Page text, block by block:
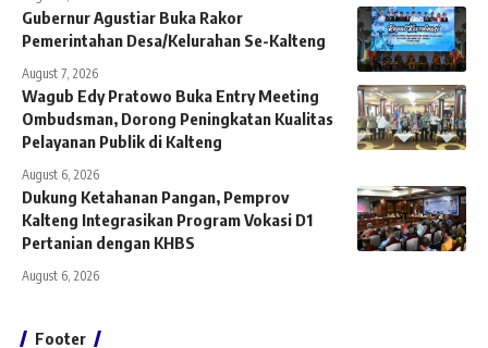
Gubernur Agustiar Buka Rakor
Pemerintahan Desa/Kelurahan Se-Kalteng
August 7, 2026
Wagub Edy Pratowo Buka Entry Meeting
Ombudsman, Dorong Peningkatan Kualitas
Pelayanan Publik di Kalteng
August 6, 2026
Dukung Ketahanan Pangan, Pemprov
Kalteng Integrasikan Program Vokasi D1
Pertanian dengan KHBS
August 6, 2026
Footer